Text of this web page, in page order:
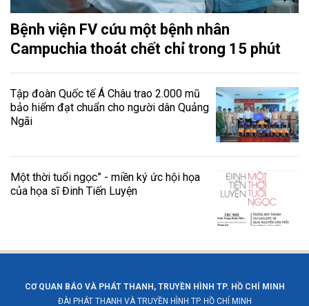
Bệnh viện FV cứu một bệnh nhân
Campuchia thoát chết chỉ trong 15 phút
Tập đoàn Quốc tế Á Châu trao 2.000 mũ
bảo hiểm đạt chuẩn cho người dân Quảng
Ngãi
Một thời tuổi ngọc” - miền ký ức hội họa
của họa sĩ Đinh Tiến Luyện
CƠ QUAN BÁO VÀ PHÁT THANH, TRUYỀN HÌNH TP. HỒ CHÍ MINH
ĐÀI PHÁT THANH VÀ TRUYỀN HÌNH TP. HỒ CHÍ MINH